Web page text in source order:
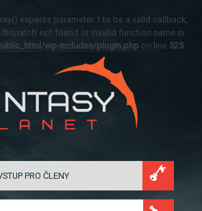
expects parameter 1 to be a valid callback,
not found or invalid function name in
wp-includes/plugin.php on line 525
PRO ČLENY